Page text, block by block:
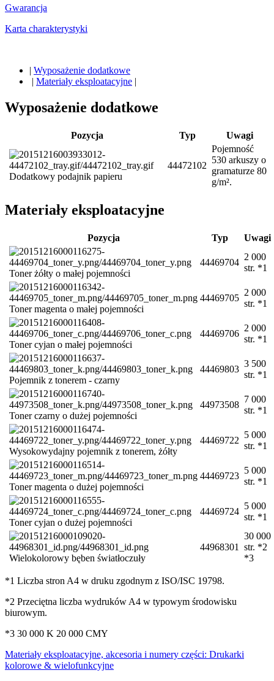
Gwarancja
Karta charakterystyki
| Wyposażenie dodatkowe
| Materiały eksploatacyjne |
Wyposażenie dodatkowe
Pozycja Typ Uwagi
Dodatkowy podajnik papieru
44472102
Pojemność
530 arkuszy o
gramaturze 80
g/m².
Materiały eksploatacyjne
Pozycja Typ Uwagi
Toner żółty o małej pojemności
44469704
2 000
str. *1
Toner magenta o małej pojemności
44469705
2 000
str. *1
Toner cyjan o małej pojemności
44469706
2 000
str. *1
Pojemnik z tonerem - czarny
44469803
3 500
str. *1
Toner czarny o dużej pojemności
44973508
7 000
str. *1
Wysokowydajny pojemnik z tonerem, żółty
44469722
5 000
str. *1
Toner magenta o dużej pojemności
44469723
5 000
str. *1
Toner cyjan o dużej pojemności
44469724
5 000
str. *1
Wielokolorowy bęben światłoczuły
44968301
30 000
str. *2
*3
*1 Liczba stron A4 w druku zgodnym z ISO/ISC 19798.
*2 Przeciętna liczba wydruków A4 w typowym środowisku
biurowym.
*3 30 000 K 20 000 CMY
Materiały eksploatacyjne, akcesoria i numery części: Drukarki
kolorowe & wielofunkcyjne